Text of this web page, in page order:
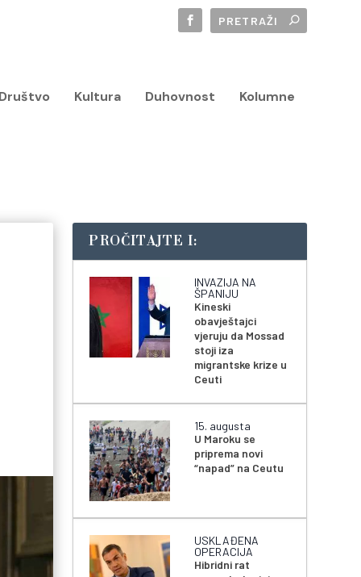
Kultura Duhovnost Kolumne
PROČITAJTE I:
INVAZIJA NA
ŠPANIJU
Kineski
obavještajci
vjeruju da Mossad
stoji iza
migrantske krize u
Ceuti
15. augusta
U Maroku se
priprema novi
“napad” na Ceutu
USKLAĐENA
OPERACIJA
Hibridni rat